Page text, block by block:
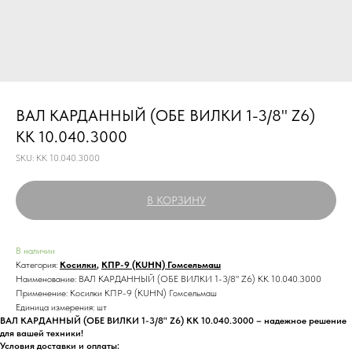
ВАЛ КАРДАННЫЙ (ОБЕ ВИЛКИ 1-3/8" Z6)
КК 10.040.3000
SKU: КК 10.040.3000
В КОРЗИНУ
В наличии
Категория: Косилки, КПР-9 (KUHN) Гомсельмаш
Наименование: ВАЛ КАРДАННЫЙ (ОБЕ ВИЛКИ 1-3/8" Z6) КК 10.040.3000
Применение: Косилки КПР-9 (KUHN) Гомсельмаш
Единица измерения: шт
ВАЛ КАРДАННЫЙ (ОБЕ ВИЛКИ 1-3/8" Z6) КК 10.040.3000 – надежное решение
для вашей техники!
Условия доставки и оплаты: